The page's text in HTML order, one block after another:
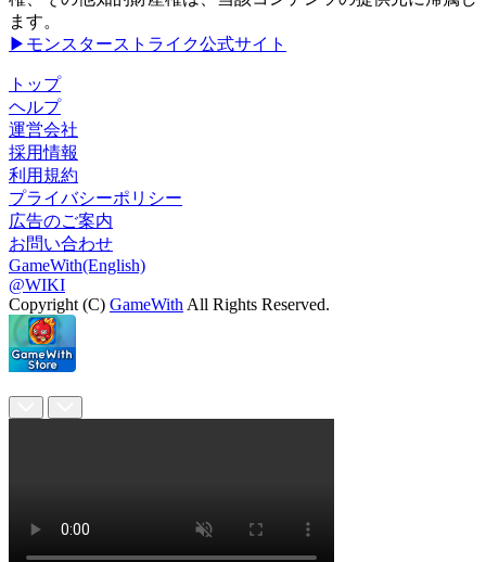
ます。
▶モンスターストライク公式サイト
トップ
ヘルプ
運営会社
採用情報
利用規約
プライバシーポリシー
広告のご案内
お問い合わせ
GameWith(English)
@WIKI
Copyright (C) GameWith All Rights Reserved.